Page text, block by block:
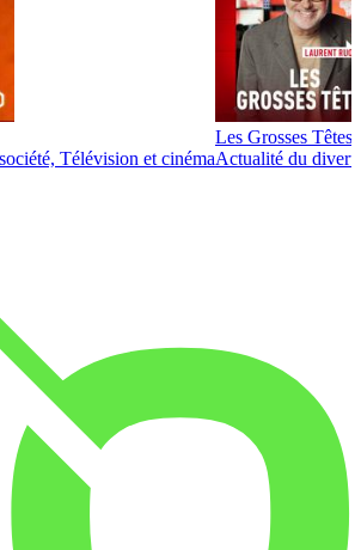
Télévision et cinéma
Les Grosses Têtes
Actualité du